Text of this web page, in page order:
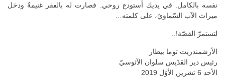
نفسه بالكامل. في يديك أستودع روحي. فصارت له بالفقر غنيمةٌ ودخل
ميراث الآب السّماويّ، على كلمته…
لتستمرّ القصّة!..
الأرشمندريت توما بيطار
رئيس دير القدّيس سلوان الآثوسيّ
الأحد 6 تشرين الأوّل 2019